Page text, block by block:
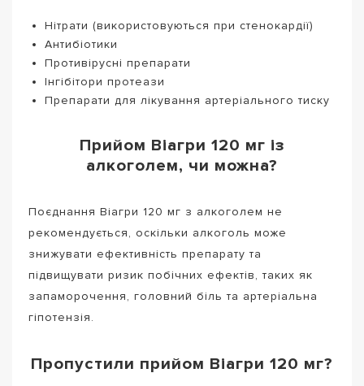
Нітрати (використовуються при стенокардії)
Антибіотики
Противірусні препарати
Інгібітори протеази
Препарати для лікування артеріального тиску
Прийом Віагри 120 мг із
алкоголем, чи можна?
Поєднання Віагри 120 мг з алкоголем не
рекомендується, оскільки алкоголь може
знижувати ефективність препарату та
підвищувати ризик побічних ефектів, таких як
запаморочення, головний біль та артеріальна
гіпотензія.
Пропустили прийом Віагри 120 мг?